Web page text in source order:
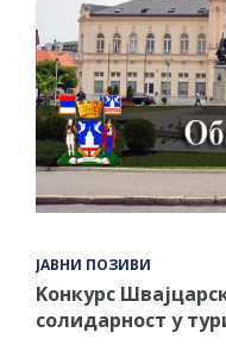
ЈАВНИ ПОЗИВИ
Kонкурс
солидарност у